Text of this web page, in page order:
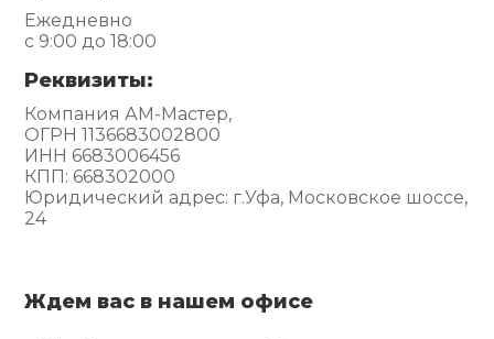
Ежедневно
с 9:00 до 18:00
Реквизиты:
Компания АМ-Мастер,
ОГРН 1136683002800
ИНН 6683006456
КПП: 668302000
Юридический адрес: г.Уфа, Московское шоссе,
24
Ждем вас в нашем офисе